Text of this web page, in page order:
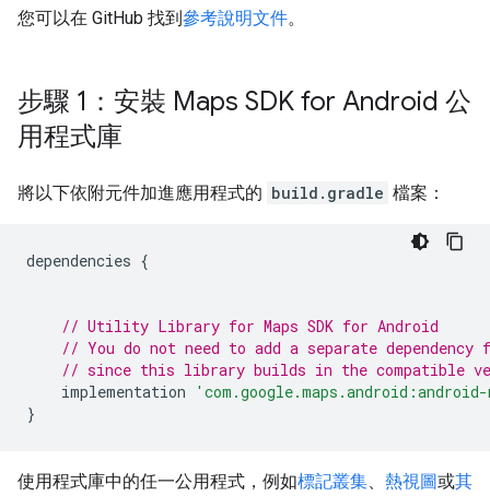
您可以在 GitHub 找到參考說明文件。
步驟 1：安裝 Maps SDK for Android 公
用程式庫
將以下依附元件加進應用程式的 build.gradle 檔案：
dependencies {
// Utility Library for Maps SDK for Android
// You do not need to add a separate dependency
// since this library builds in the compatible
implementation
}
使用程式庫中的任一公用程式，例如標記叢集、 熱視圖或其